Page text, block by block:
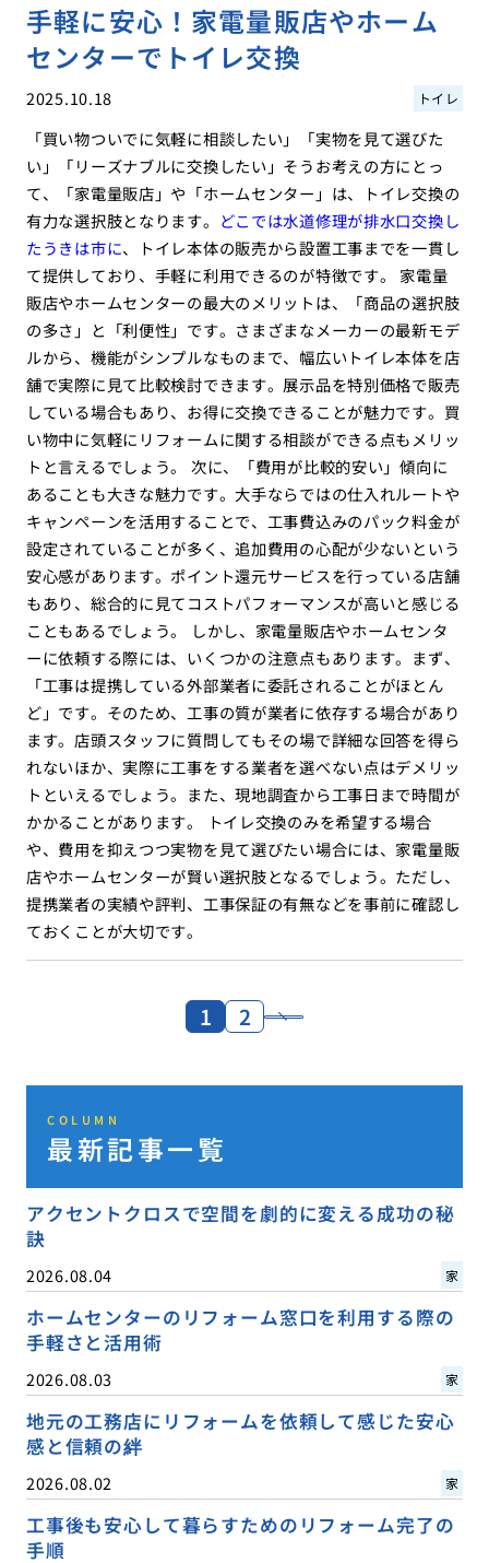
手軽に安心！家電量販店やホーム
センターでトイレ交換
2025.10.18 トイレ
「買い物ついでに気軽に相談したい」「実物を見て選びた
い」「リーズナブルに交換したい」そうお考えの方にとっ
て、「家電量販店」や「ホームセンター」は、トイレ交換の
有力な選択肢となります。 どこでは水道修理が排水口交換し
たうきは市に、トイレ本体の販売から設置工事までを一貫し
て提供しており、手軽に利用できるのが特徴です。 家電量
販店やホームセンターの最大のメリットは、「商品の選択肢
の多さ」と「利便性」です。さまざまなメーカーの最新モデ
ルから、機能がシンプルなものまで、幅広いトイレ本体を店
舗で実際に見て比較検討できます。展示品を特別価格で販売
している場合もあり、お得に交換できることが魅力です。買
い物中に気軽にリフォームに関する相談ができる点もメリッ
トと言えるでしょう。 次に、「費用が比較的安い」傾向に
あることも大きな魅力です。大手ならではの仕入れルートや
キャンペーンを活用することで、工事費込みのパック料金が
設定されていることが多く、追加費用の心配が少ないという
安心感があります。ポイント還元サービスを行っている店舗
もあり、総合的に見てコストパフォーマンスが高いと感じる
こともあるでしょう。 しかし、家電量販店やホームセンタ
ーに依頼する際には、いくつかの注意点もあります。まず、
「工事は提携している外部業者に委託されることがほとん
ど」です。そのため、工事の質が業者に依存する場合があり
ます。店頭スタッフに質問してもその場で詳細な回答を得ら
れないほか、実際に工事をする業者を選べない点はデメリッ
トといえるでしょう。また、現地調査から工事日まで時間が
かかることがあります。 トイレ交換のみを希望する場合
や、費用を抑えつつ実物を見て選びたい場合には、家電量販
店やホームセンターが賢い選択肢となるでしょう。ただし、
提携業者の実績や評判、工事保証の有無などを事前に確認し
ておくことが大切です。
1 2
COLUMN
最新記事一覧
アクセントクロスで空間を劇的に変える成功の秘
訣
2026.08.04 家
ホームセンターのリフォーム窓口を利用する際の
手軽さと活用術
2026.08.03 家
地元の工務店にリフォームを依頼して感じた安心
感と信頼の絆
2026.08.02 家
工事後も安心して暮らすためのリフォーム完了の
手順